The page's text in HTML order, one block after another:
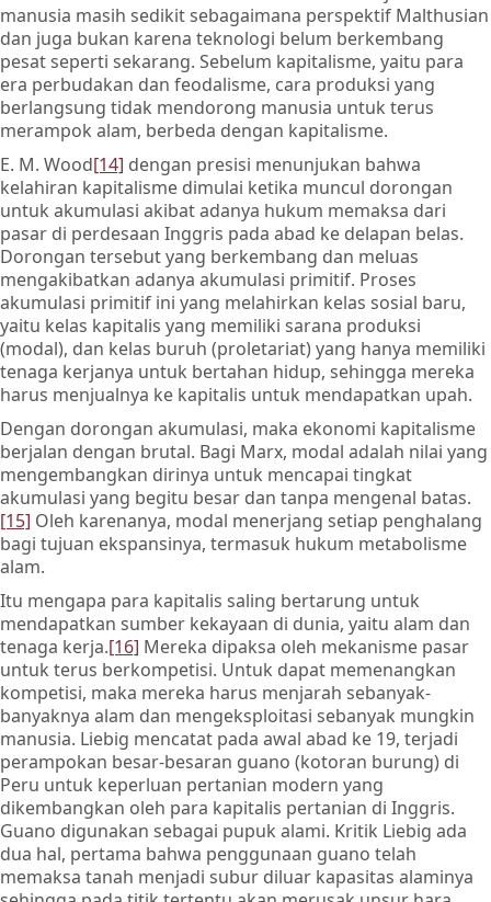
manusia masih sedikit sebagaimana perspektif Malthusian
dan juga bukan karena teknologi belum berkembang
pesat seperti sekarang. Sebelum kapitalisme, yaitu para
era perbudakan dan feodalisme, cara produksi yang
berlangsung tidak mendorong manusia untuk terus
merampok alam, berbeda dengan kapitalisme.
E. M. Wood[14] dengan presisi menunjukan bahwa
kelahiran kapitalisme dimulai ketika muncul dorongan
untuk akumulasi akibat adanya hukum memaksa dari
pasar di perdesaan Inggris pada abad ke delapan belas.
Dorongan tersebut yang berkembang dan meluas
mengakibatkan adanya akumulasi primitif. Proses
akumulasi primitif ini yang melahirkan kelas sosial baru,
yaitu kelas kapitalis yang memiliki sarana produksi
(modal), dan kelas buruh (proletariat) yang hanya memiliki
tenaga kerjanya untuk bertahan hidup, sehingga mereka
harus menjualnya ke kapitalis untuk mendapatkan upah.
Dengan dorongan akumulasi, maka ekonomi kapitalisme
berjalan dengan brutal. Bagi Marx, modal adalah nilai yang
mengembangkan dirinya untuk mencapai tingkat
akumulasi yang begitu besar dan tanpa mengenal batas.
[15] Oleh karenanya, modal menerjang setiap penghalang
bagi tujuan ekspansinya, termasuk hukum metabolisme
alam.
Itu mengapa para kapitalis saling bertarung untuk
mendapatkan sumber kekayaan di dunia, yaitu alam dan
tenaga kerja.[16] Mereka dipaksa oleh mekanisme pasar
untuk terus berkompetisi. Untuk dapat memenangkan
kompetisi, maka mereka harus menjarah sebanyak-
banyaknya alam dan mengeksploitasi sebanyak mungkin
manusia. Liebig mencatat pada awal abad ke 19, terjadi
perampokan besar-besaran guano (kotoran burung) di
Peru untuk keperluan pertanian modern yang
dikembangkan oleh para kapitalis pertanian di Inggris.
Guano digunakan sebagai pupuk alami. Kritik Liebig ada
dua hal, pertama bahwa penggunaan guano telah
memaksa tanah menjadi subur diluar kapasitas alaminya